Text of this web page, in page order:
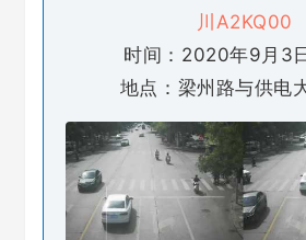
川A2KQ00
时间：2020年9月3
地点：梁州路与供电